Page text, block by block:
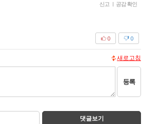
신고 | 공감 확인
0
0
새로고침
등록
댓글보기